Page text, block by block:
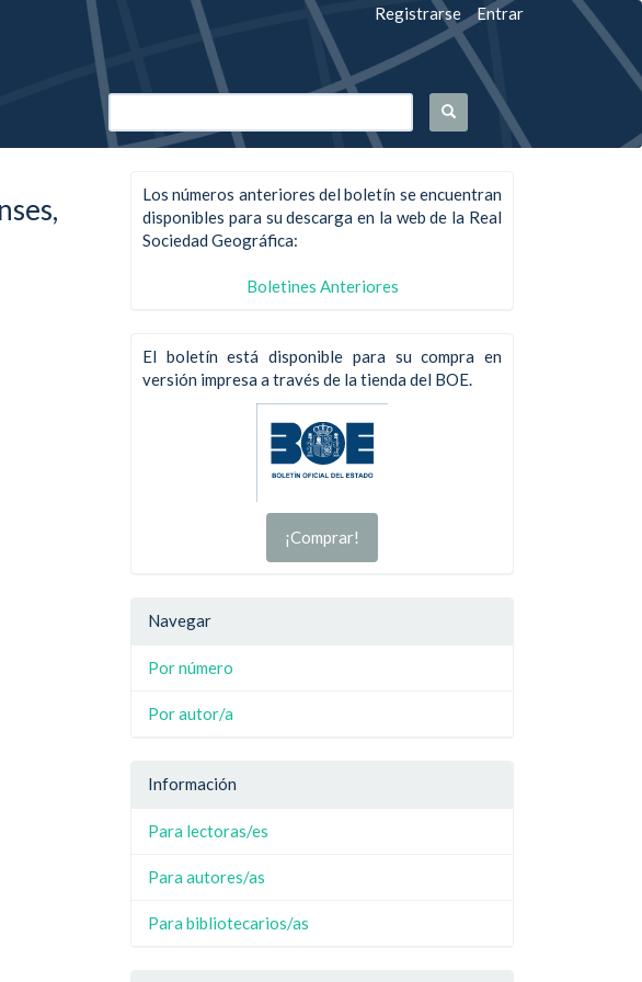
Registrarse Entrar
Los números anteriores del boletín se encuentran
disponibles para su descarga en la web de la Real
Sociedad Geográfica:
Boletines Anteriores
El boletín está disponible para su compra en
versión impresa a través de la tienda del BOE.
¡Comprar!
Navegar
Por número
Por autor/a
Información
Para lectoras/es
Para autores/as
Para bibliotecarios/as